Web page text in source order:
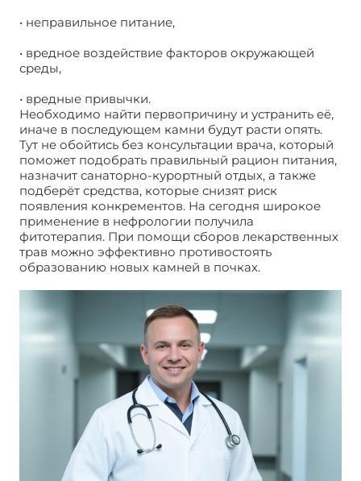
• неправильное питание,
• вредное воздействие факторов окружающей
среды,
• вредные привычки.
Необходимо найти первопричину и устранить её,
иначе в последующем камни будут расти опять.
Тут не обойтись без консультации врача, который
поможет подобрать правильный рацион питания,
назначит санаторно-курортный отдых, а также
подберёт средства, которые снизят риск
появления конкрементов. На сегодня широкое
применение в нефрологии получила
фитотерапия. При помощи сборов лекарственных
трав можно эффективно противостоять
образованию новых камней в почках.